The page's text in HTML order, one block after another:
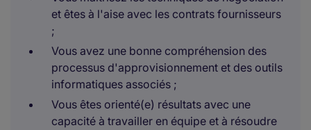
et êtes à l'aise avec les contrats fournisseurs
;
Vous avez une bonne compréhension des
processus d'approvisionnement et des outils
informatiques associés ;
Vous êtes orienté(e) résultats avec une
capacité à travailler en équipe et à résoudre